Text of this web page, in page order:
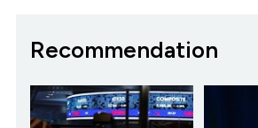
Recommendation